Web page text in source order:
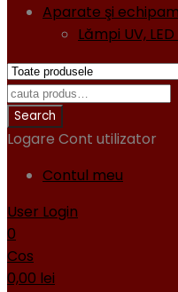
Aparate şi
Lămpi UV,
Logare Cont utilizator
Contul meu
User Login
0
Cos
0,00 lei